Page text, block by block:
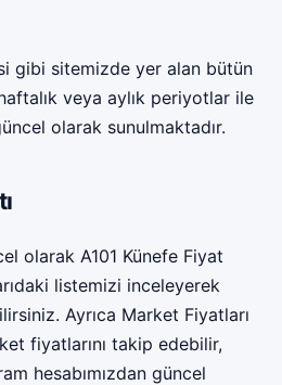
gibi sitemizde yer alan bütün
veya aylık periyotlar ile
olarak sunulmaktadır.
olarak A101 Künefe Fiyat
listemizi inceleyerek
Ayrıca Market Fiyatları
fiyatlarını takip edebilir,
hesabımızdan güncel